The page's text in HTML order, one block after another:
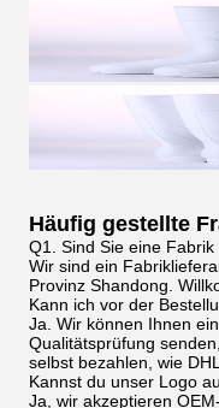
Häufig gestellte
Q1. Sind Sie eine
Wir sind ein
Provinz Shandong.
Kann ich vor der
Ja. Wir können Ihnen
Qualitätsprüfung
selbst bezahlen, wie
Kannst du unser Logo
Ja, wir akzeptieren